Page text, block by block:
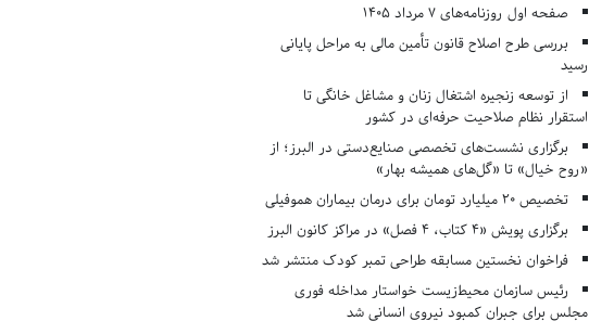
صفحه اول روزنامه‌های 7 مرداد 1405
بررسی طرح اصلاح قانون تأمین مالی به مراحل پایانی
رسید
از توسعه زنجیره اشتغال زنان و مشاغل خانگی تا
استقرار نظام صلاحیت حرفه‌ای در کشور
برگزاری نشست‌های تخصصی صنایع‌دستی در البرز؛ از
«روح خیال» تا «گل‌های همیشه بهار»
تخصیص ۲۰ میلیارد تومان برای درمان بیماران هموفیلی
برگزاری پویش «۴ کتاب، ۴ فصل» در مراکز کانون البرز
فراخوان نخستین مسابقه طراحی تمبر کودک منتشر شد
رئیس سازمان محیط‌زیست خواستار مداخله فوری
مجلس برای جبران کمبود نیروی انسانی شد